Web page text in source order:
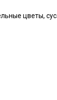
цветы,